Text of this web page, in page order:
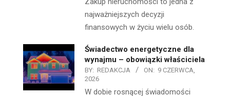
najważniejszych decyzji
finansowych w życiu wielu osób.
Świadectwo energetyczne dla
wynajmu – obowiązki właściciela
BY: REDAKCJA ON: 9 CZERWCA,
2026
W dobie rosnącej świadomości